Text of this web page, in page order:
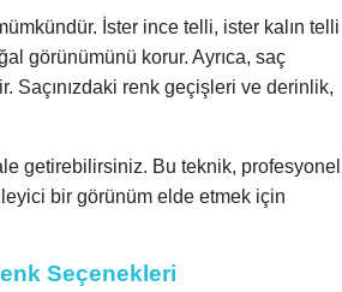
İster ince telli, ister kalın telli
görünümünü korur. Ayrıca, saç
Saçınızdaki renk geçişleri ve derinlik,
getirebilirsiniz. Bu teknik, profesyonel
bir görünüm elde etmek için
Seçenekleri